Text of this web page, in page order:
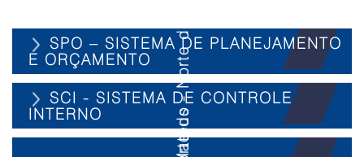
SPO – SISTEMA DE PLANEJAMENTO
E ORÇAMENTO
SCI - SISTEMA DE CONTROLE
INTERNO